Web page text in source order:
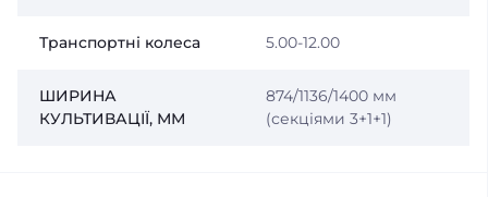
Транспортні колеса 5.00-12.00
ШИРИНА
КУЛЬТИВАЦІЇ, ММ
874/1136/1400 мм
(секціями 3+1+1)